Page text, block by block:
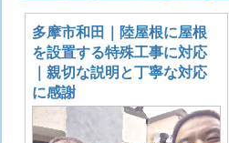
多摩市和田｜陸屋根に屋根
を設置する特殊工事に対応
｜親切な説明と丁寧な対応
に感謝